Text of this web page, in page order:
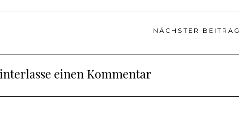
NÄCHSTER BEITRAG
einen Kommentar